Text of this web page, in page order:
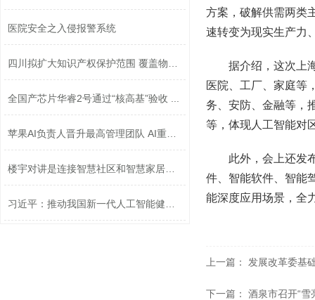
医院安全之入侵报警系统
全国产芯片华睿2号通过“核高基”验收 ...
方案，破解供需两类
速转变为现实生产力
据介绍，这次上
医院、工厂、家庭等
务、安防、金融等，
等，体现人工智能对
此外，会上还发
件、智能软件、智能
能深度应用场景，全
上一篇： 发展改革委基
下一篇： 酒泉市召开“雪